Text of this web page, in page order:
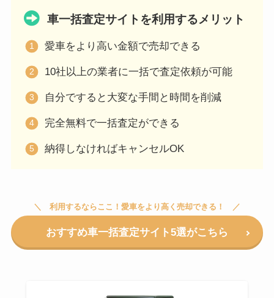
車一括査定サイトを利用するメリット
愛車をより高い金額で売却できる
10社以上の業者に一括で査定依頼が可能
自分ですると大変な手間と時間を削減
完全無料で一括査定ができる
納得しなければキャンセルOK
利用するならここ！愛車をより高く売却できる！
おすすめ車一括査定サイト5選がこちら